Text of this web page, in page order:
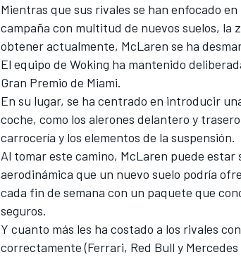
Mientras que sus rivales se han enfocado
campaña con multitud de nuevos suelos, la
obtener actualmente, McLaren se ha
El equipo de Woking ha mantenido
Gran Premio de Miami.
En su lugar, se ha centrado en introducir
coche, como los alerones delantero y
carrocería y los elementos de la suspensión.
Al tomar este camino, McLaren puede
aerodinámica que un nuevo suelo podría
cada fin de semana con un paquete que
seguros.
Y cuanto más les ha costado a los rivales
correctamente (Ferrari, Red Bull y Mercedes